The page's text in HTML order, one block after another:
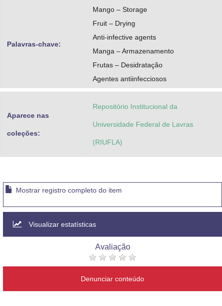
Palavras-chave:
Mango – Storage
Fruit – Drying
Anti-infective agents
Manga – Armazenamento
Frutas – Desidratação
Agentes antiinfecciosos
Aparece nas
coleções:
Repositório Institucional da
Universidade Federal de Lavras
(RIUFLA)
Mostrar registro completo do item
Visualizar estatísticas
Avaliação
Denunciar conteúdo